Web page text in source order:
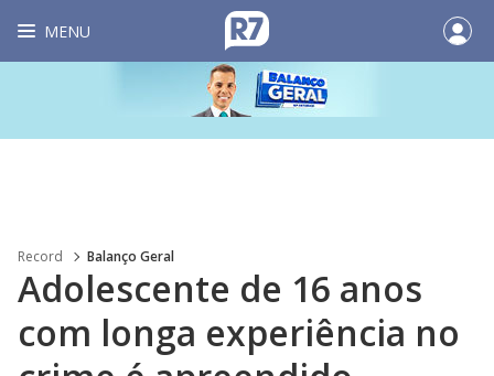
MENU
Record Balanço Geral
Adolescente de 16 anos
com longa experiência no